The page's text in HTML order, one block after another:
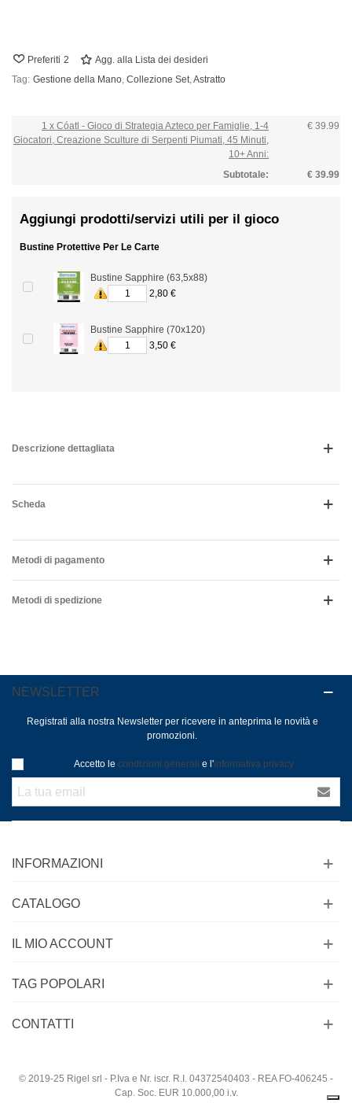
Preferiti 2
Agg. alla Lista dei desideri
Tag: Gestione della Mano, Collezione Set,Astratto
1 x Cóatl - Gioco di Strategia Azteco per Famiglie, 1-4
Giocatori, Creazione Sculture di Serpenti Piumati, 45 Minuti,
10+ Anni:
€ 39.99
Subtotale: € 39.99
Aggiungi prodotti/servizi utili per il gioco
Bustine Protettive Per Le Carte
Bustine Sapphire (63,5x88)
2,80 €
Bustine Sapphire (70x120)
3,50 €
Descrizione dettagliata
Scheda
Metodi di pagamento
Metodi di spedizione
NEWSLETTER
Registrati alla nostra Newsletter per ricevere in anteprima le novità e
promozioni.
Accetto le condizioni generali e l'informativa privacy
INFORMAZIONI
CATALOGO
IL MIO ACCOUNT
TAG POPOLARI
CONTATTI
© 2019-25 Rigel srl - P.Iva e Nr. iscr. R.I. 04372540403 - REA FO-406245 -
Cap. Soc. EUR 10.000,00 i.v.